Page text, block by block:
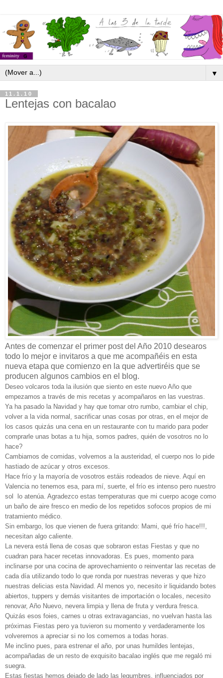
▼
11.1.10
Lentejas con bacalao
Antes de comenzar el primer post del Año 2010 desearos
todo lo mejor e invitaros a que me acompañéis en esta
nueva etapa que comienzo en la que advertiréis que se
producen algunos cambios en el blog.
Deseo volcaros toda la ilusión que siento en este nuevo Año que
empezamos a través de mis recetas y acompañaros en las vuestras.
Ya ha pasado la Navidad y hay que tomar otro rumbo, cambiar el chip,
volver a la vida normal, sacrificar unas cosas por otras, en el mejor de
los casos quizás una cena en un restaurante con tu marido para poder
comprarle unas botas a tu hija, somos padres, quién de vosotros no lo
hace?
Cambiamos de comidas, volvemos a la austeridad, el cuerpo nos lo pide
hastiado de azúcar y otros excesos.
Hace frío y la mayoría de vosotros estáis rodeados de nieve. Aquí en
Valencia no tenemos esa, para mí, suerte, el frío es intenso pero nuestro
sol lo atenúa. Agradezco estas temperaturas que mi cuerpo acoge como
un baño de aire fresco en medio de los repetidos sofocos propios de mi
tratamiento médico.
Sin embargo, los que vienen de fuera gritando: Mami, qué frío hace!!!,
necesitan algo caliente.
La nevera está llena de cosas que sobraron estas Fiestas y que no
cuadran para hacer recetas innovadoras. Es pues, momento para
inclinarse por una cocina de aprovechamiento o reinventar las recetas de
cada día utilizando todo lo que ronda por nuestras neveras y que hizo
nuestras delicias esta Navidad. Al menos yo, necesito ir liquidando botes
abiertos, tuppers y demás visitantes de importación o locales, necesito
renovar, Año Nuevo, nevera limpia y llena de fruta y verdura fresca.
Quizás esos foies, carnes u otras extravagancias, no vuelvan hasta las
próximas Fiestas pero ya tuvieron su momento y verdaderamente los
volveremos a apreciar si no los comemos a todas horas.
Me inclino pues, para estrenar el año, por unas humildes lentejas,
acompañadas de un resto de exquisito bacalao inglés que me regaló mi
suegra.
Estas fiestas hemos dejado de lado las legumbres, influenciados por